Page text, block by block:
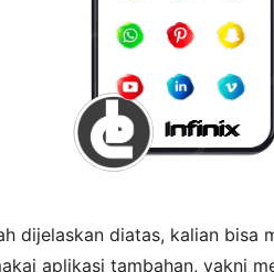
dijelaskan diatas, kalian bisa
aplikasi tambahan, yakni